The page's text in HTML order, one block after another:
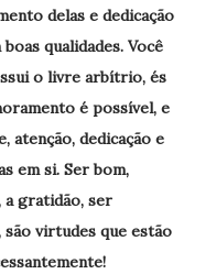
delas e dedicação
qualidades. Você
o livre arbítrio, és
é possível, e
atenção, dedicação e
em si. Ser bom,
a gratidão, ser
virtudes que estão